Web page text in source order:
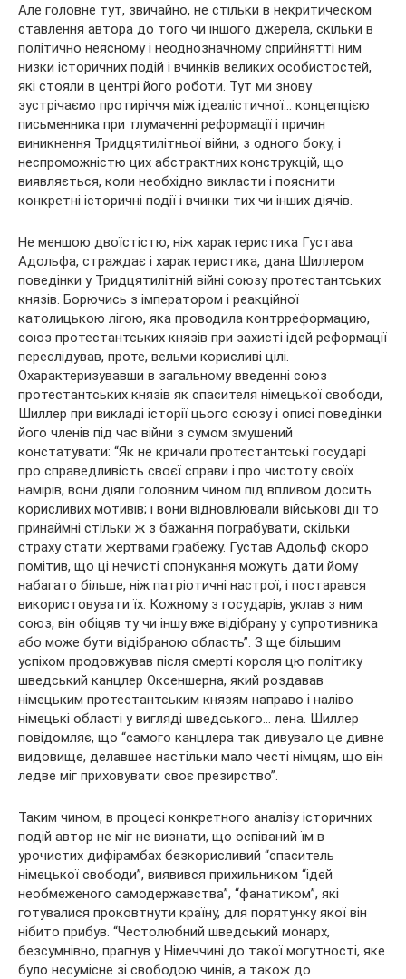
Але головне тут, звичайно, не стільки в некритическом
ставлення автора до того чи іншого джерела, скільки в
політично неясному і неоднозначному сприйнятті ним
низки історичних подій і вчинків великих особистостей,
які стояли в центрі його роботи. Тут ми знову
зустрічаємо протиріччя між ідеалістичної… концепцією
письменника при тлумаченні реформації і причин
виникнення Тридцятилітньої війни, з одного боку, і
неспроможністю цих абстрактних конструкцій, що
виявляється, коли необхідно викласти і пояснити
конкретні історичні події і вчинки тих чи інших діячів.
Не меншою двоїстістю, ніж характеристика Густава
Адольфа, страждає і характеристика, дана Шиллером
поведінки у Тридцятилітній війні союзу протестантських
князів. Борючись з імператором і реакційної
католицькою лігою, яка проводила контрреформацию,
союз протестантських князів при захисті ідей реформації
переслідував, проте, вельми корисливі цілі.
Охарактеризувавши в загальному введенні союз
протестантських князів як спасителя німецької свободи,
Шиллер при викладі історії цього союзу і описі поведінки
його членів під час війни з сумом змушений
констатувати: “Як не кричали протестантські государі
про справедливість своєї справи і про чистоту своїх
намірів, вони діяли головним чином під впливом досить
корисливих мотивів; і вони відновлювали військові дії то
принаймні стільки ж з бажання пограбувати, скільки
страху стати жертвами грабежу. Густав Адольф скоро
помітив, що ці нечисті спонукання можуть дати йому
набагато більше, ніж патріотичні настрої, і постарався
використовувати їх. Кожному з государів, уклав з ним
союз, він обіцяв ту чи іншу вже відібрану у супротивника
або може бути відібраною область”. З ще більшим
успіхом продовжував після смерті короля цю політику
шведський канцлер Оксеншерна, який роздавав
німецьким протестантським князям направо і наліво
німецькі області у вигляді шведського… лена. Шиллер
повідомляє, що “самого канцлера так дивувало це дивне
видовище, делавшее настільки мало честі німцям, що він
ледве міг приховувати своє презирство”.
Таким чином, в процесі конкретного аналізу історичних
подій автор не міг не визнати, що оспіваний їм в
урочистих дифірамбах безкорисливий “спаситель
німецької свободи”, виявився прихильником “ідей
необмеженого самодержавства”, “фанатиком”, які
готувалися проковтнути країну, для порятунку якої він
нібито прибув. “Честолюбний шведський монарх,
безсумнівно, прагнув у Німеччині до такої могутності, яке
було несумісне зі свободою чинів, а також до